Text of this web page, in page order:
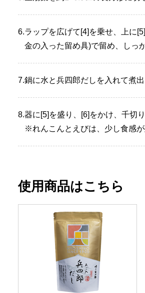
6.ラップを広げて[4]を乗せ、上に
金の入った留め具)で留め、しっ
7.鍋に水と兵四郎だしを入れて煮
8.器に[5]を盛り、[6]をかけ、千切
※れんこんとえびは、少し食感
使用商品はこちら